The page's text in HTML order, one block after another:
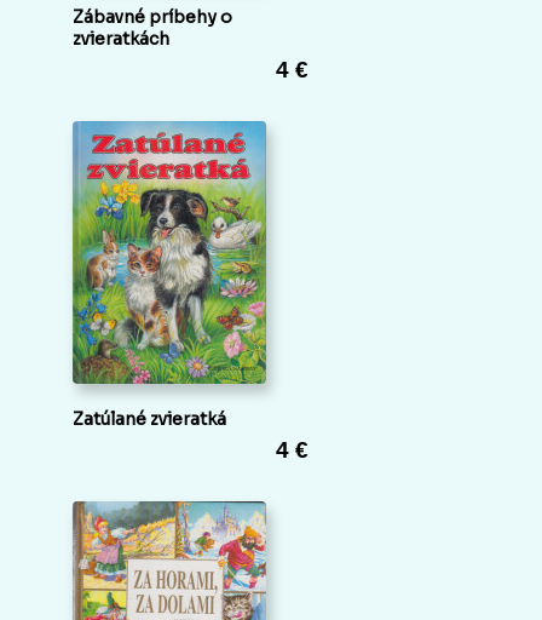
Zábavné príbehy o
zvieratkách
4 €
Zatúlané zvieratká
4 €